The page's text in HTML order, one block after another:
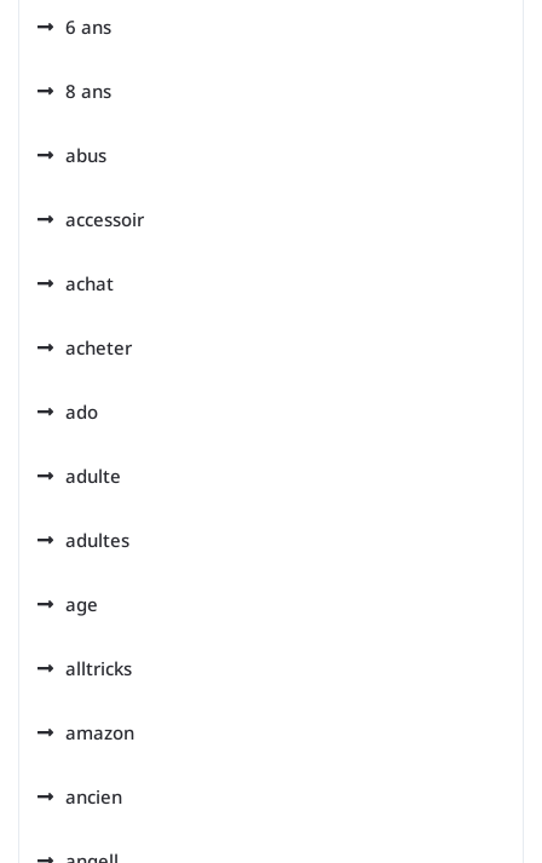
6 ans
8 ans
abus
accessoir
achat
acheter
ado
adulte
adultes
age
alltricks
amazon
ancien